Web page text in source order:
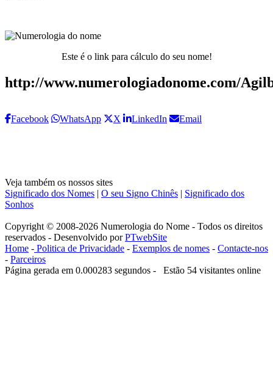
Este é o link para cálculo do seu nome!
http://www.numerologiadonome.com/
Facebook WhatsApp X LinkedIn Email
Veja também os nossos sites
Significado dos Nomes
O seu Signo Chinês
Significado dos
Sonhos
Copyright © 2008-2026 Numerologia do Nome - Todos os direitos
reservados - Desenvolvido porPTwebSite
Home - Politica de Privacidade - Exemplos de nomes - Contacte-nos
- Parceiros
Página gerada em 0.000283 segundos - Estão 54 visitantes online